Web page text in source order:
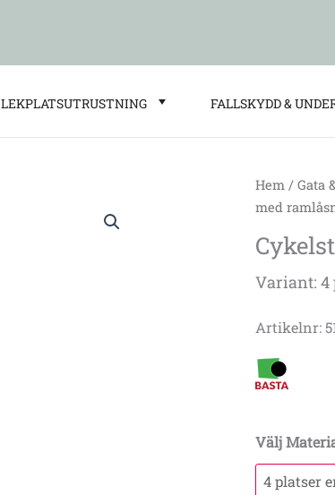
LEKPLATSUTRUSTNING FALLSKYDD &
Hem /Gata
med
Variant:
Artikelnr:
Välj
Cykelställ
med
mängd